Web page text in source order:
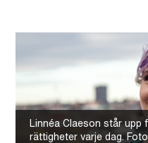
OM IM
VAD VI GÖR
VAD DU KAN GÖRA
AKTUELLT
IM:s tidskrift
Nyheter
Linnéa Claeson står
rättigheter varje dag.